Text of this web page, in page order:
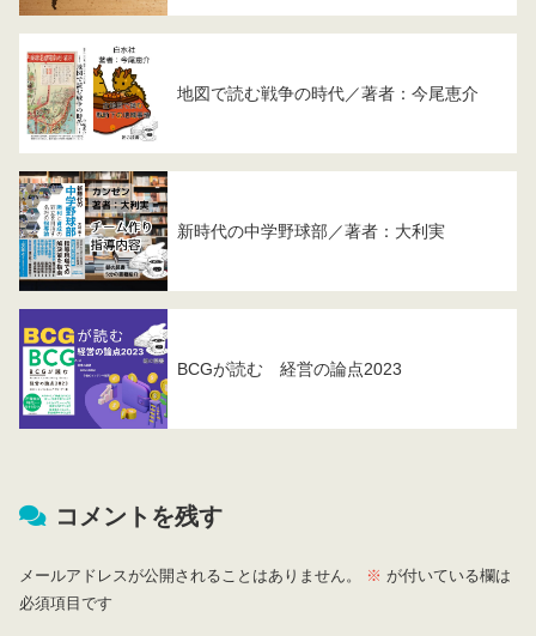
地図で読む戦争の時代／著者：今尾恵介
新時代の中学野球部／著者：大利実
BCGが読む 経営の論点2023
コメントを残す
メールアドレスが公開されることはありません。 ※ が付いている欄は
必須項目です